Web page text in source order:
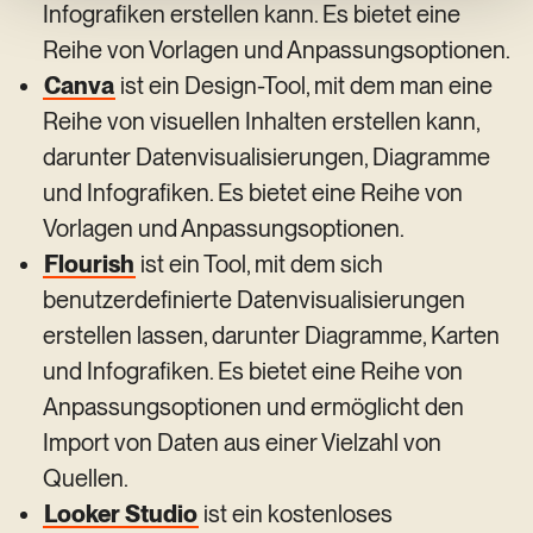
Infografiken erstellen kann. Es bietet eine
Reihe von Vorlagen und Anpassungsoptionen.
Canva ist ein Design-Tool, mit dem man eine
Reihe von visuellen Inhalten erstellen kann,
darunter Datenvisualisierungen, Diagramme
und Infografiken. Es bietet eine Reihe von
Vorlagen und Anpassungsoptionen.
Flourish ist ein Tool, mit dem sich
benutzerdefinierte Datenvisualisierungen
erstellen lassen, darunter Diagramme, Karten
und Infografiken. Es bietet eine Reihe von
Anpassungsoptionen und ermöglicht den
Import von Daten aus einer Vielzahl von
Quellen.
Looker Studio ist ein kostenloses